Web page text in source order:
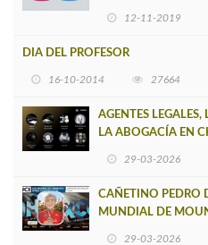
12-11-2019
DIA DEL PROFESOR
16-10-2014 27664
AGENTES
LA ABOGACÍA EN
29-03-2026
CAÑETINO PEDRO
MUNDIAL DE
29-03-2026